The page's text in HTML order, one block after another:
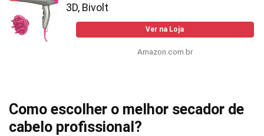
3D, Bivolt
Ver na Loja
Amazon.com.br
Como escolher o melhor secador de
cabelo profissional?